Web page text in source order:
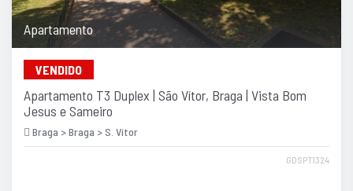
Apartamento
VENDIDO
Apartamento T3 Duplex | São Vítor, Braga | Vista Bom
Jesus e Sameiro
Braga > Braga > S. Vítor
GDSPT1324